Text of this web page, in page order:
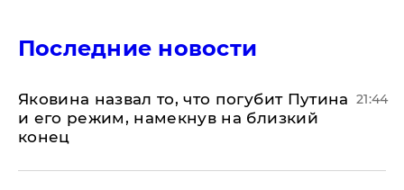
Последние новости
Яковина назвал то, что погубит Путина
и его режим, намекнув на близкий
конец
21:44